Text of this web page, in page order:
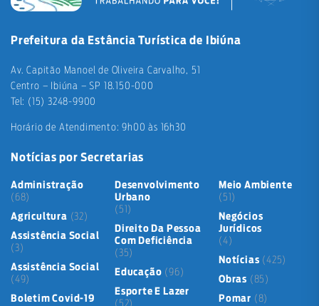
Prefeitura da Estância Turística de Ibiúna
Av. Capitão Manoel de Oliveira Carvalho, 51
Centro – Ibiúna – SP 18.150-000
Tel: (15) 3248-9900
Horário de Atendimento: 9h00 às 16h30
Notícias por Secretarias
Administração
(68)
Agricultura (32)
Assistência Social
(3)
Assistência Social
(49)
Boletim Covid-19
Desenvolvimento
Urbano
(51)
Direito Da Pessoa
Com Deficiência
(35)
Educação (96)
Esporte E Lazer
(52)
Meio Ambiente
(51)
Negócios
Jurídicos
(4)
Notícias (425)
Obras (85)
Pomar (8)